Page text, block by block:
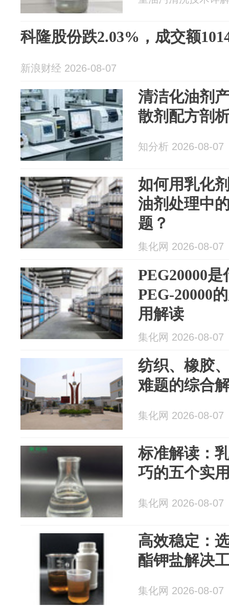
科隆股份跌2.03%，成交额
新浪财经 2026-08-07
清洁化油剂
散剂配方剖
知分析 2026-08-07
如何用乳化
油剂处理中
题？
集化网 2026-08-07
PEG20000
PEG-20000
用解读
集化网 2026-08-07
纺织、橡胶
难题的综合
集化网 2026-08-07
标准解读：
巧的五个实
集化网 2026-08-07
高效稳定：
酯钾盐解决
集化网 2026-08-07